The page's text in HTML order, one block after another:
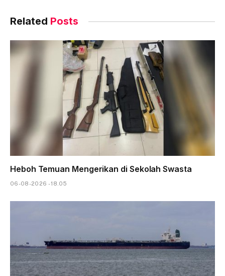
Related Posts
Heboh Temuan Mengerikan di Sekolah Swasta
06-08-2026 - 18.05